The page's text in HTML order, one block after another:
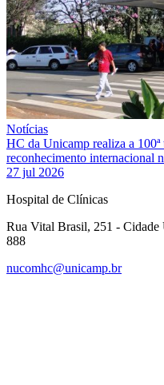
Notícias
HC da Unicamp realiza a 100ª
reconhecimento internacional
27 jul 2026
Hospital de Clínicas
Rua Vital Brasil, 251 - Cidade
888
nucomhc@unicamp.br